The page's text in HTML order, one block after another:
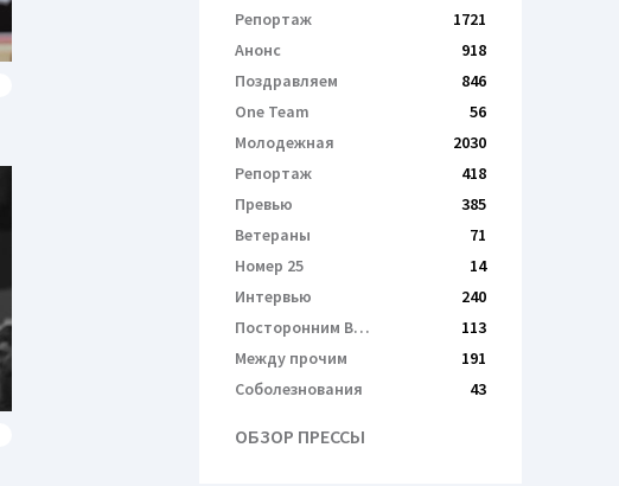
Репортаж
1721
Анонс
918
Поздравляем
846
One Team
56
Молодежная
2030
Репортаж
418
Превью
385
Ветераны
71
Номер 25
14
Интервью
240
Посторонним В…
113
Между прочим
191
Соболезнования
43
ОБЗОР ПРЕССЫ